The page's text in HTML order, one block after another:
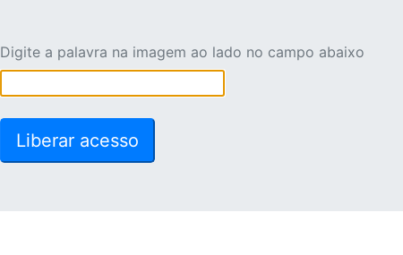
Digite a palavra na imagem ao lado no campo abaixo